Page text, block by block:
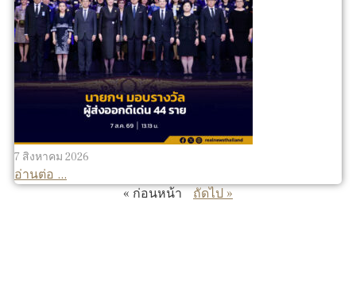
7 สิงหาคม 2026
อ่านต่อ ...
« ก่อนหน้า
ถัดไป »